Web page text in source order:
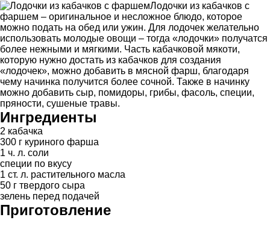
Лодочки из кабачков с
фаршем – оригинальное и несложное блюдо, которое
можно подать на обед или ужин. Для лодочек желательно
использовать молодые овощи – тогда «лодочки» получатся
более нежными и мягкими. Часть кабачковой мякоти,
которую нужно достать из кабачков для создания
«лодочек», можно добавить в мясной фарш, благодаря
чему начинка получится более сочной. Также в начинку
можно добавить сыр, помидоры, грибы, фасоль, специи,
пряности, сушеные травы.
Ингредиенты
2 кабачка
300 г куриного фарша
1 ч. л. соли
специи по вкусу
1 ст. л. растительного масла
50 г твердого сыра
зелень перед подачей
Приготовление